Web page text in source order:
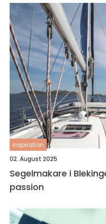
inspiration
02. August 2025
Segelmakare i
passion